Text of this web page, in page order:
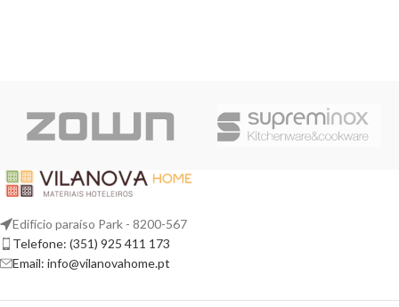
Edifício paraíso Park - 8200-567
Telefone: (351) 925 411 173
Email: info@vilanovahome.pt